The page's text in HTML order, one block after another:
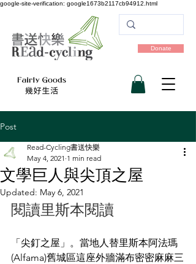
google-site-verification: google1673b2117cb94912.html
Donate
Post
文學巨人與尖頂之屋
Read-Cycling書送快樂
May 4, 2021 1 min read
Updated: May 6, 2021
閱讀里斯本閱讀
「尖釘之屋」。當地人替里斯本阿法瑪
(Alfama)舊城區這座外牆滿布密密麻麻三